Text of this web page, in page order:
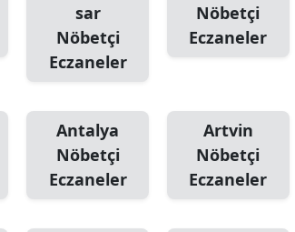
sar
Nöbetçi
Eczaneler
Nöbetçi
Eczaneler
Antalya
Nöbetçi
Eczaneler
Artvin
Nöbetçi
Eczaneler